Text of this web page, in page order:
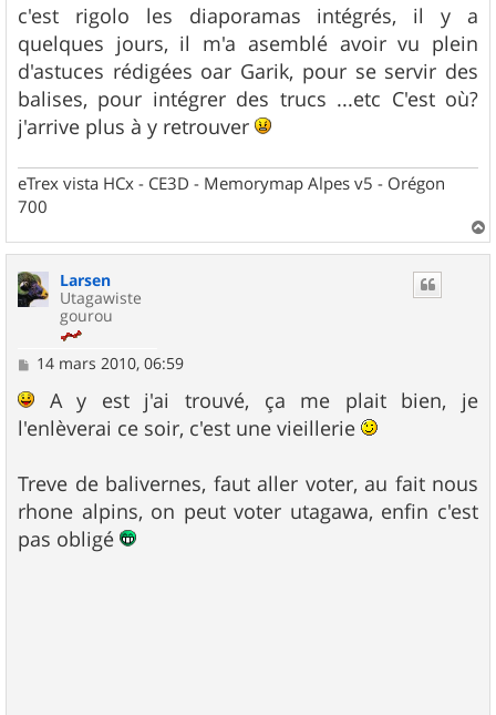
s
s
a
g
e
c'est rigolo les diaporamas intégrés, il y a
quelques jours, il m'a asemblé avoir vu plein
d'astuces rédigées oar Garik, pour se servir des
balises, pour intégrer des trucs ...etc C'est où?
j'arrive plus à y retrouver
eTrex vista HCx - CE3D - Memorymap Alpes v5 - Orégon
700
a
Larsen
Utagawiste
gourou
M
s
a
14 mars 2010, 06:59
A y est j'ai trouvé, ça me plait bien, je
l'enlèverai ce soir, c'est une vieillerie
Treve de balivernes, faut aller voter, au fait nous
rhone alpins, on peut voter utagawa, enfin c'est
pas obligé